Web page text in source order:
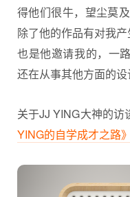
得他们很牛，望尘莫
除了他的作品有对我
也是他邀请我的，一
还在从事其他方面的设
关于JJ YING大神的访
YING的自学成才之路》